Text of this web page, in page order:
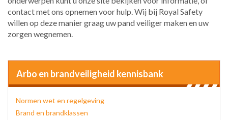
contact met ons opnemen voor hulp. Wij bij Royal Safety
willen op deze manier graag uw pand veiliger maken en uw
zorgen wegnemen.
Arbo en brandveiligheid kennisbank
Normen wet en regelgeving
Brand en brandklassen